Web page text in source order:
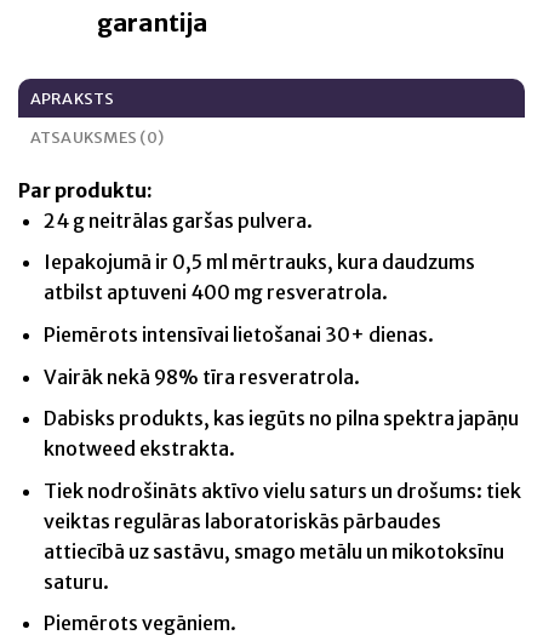
garantija
APRAKSTS
ATSAUKSMES (0)
Par produktu:
24 g neitrālas garšas pulvera.
Iepakojumā ir 0,5 ml mērtrauks, kura daudzums
atbilst aptuveni 400 mg resveratrola.
Piemērots intensīvai lietošanai 30+ dienas.
Vairāk nekā 98% tīra resveratrola.
Dabisks produkts, kas iegūts no pilna spektra japāņu
knotweed ekstrakta.
Tiek nodrošināts aktīvo vielu saturs un drošums: tiek
veiktas regulāras laboratoriskās pārbaudes
attiecībā uz sastāvu, smago metālu un mikotoksīnu
saturu.
Piemērots vegāniem.